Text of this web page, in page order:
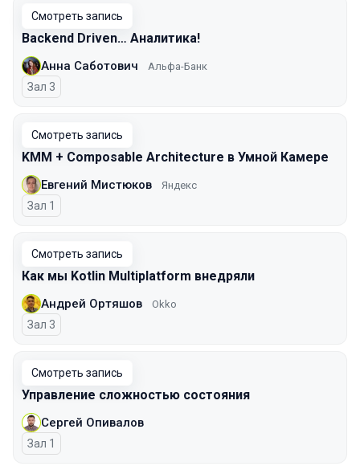
Смотреть запись
Backend Driven… Аналитика!
Анна Саботович Альфа-Банк
Зал 3
Смотреть запись
KMM + Composable Architecture в Умной Камере
Евгений Мистюков Яндекс
Зал 1
Смотреть запись
Как мы Kotlin Multiplatform внедряли
Андрей Ортяшов Okko
Зал 3
Смотреть запись
Управление сложностью состояния
Сергей Опивалов
Зал 1